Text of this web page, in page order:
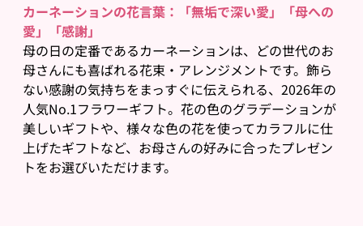
カーネーションの花言葉：「無垢で深い愛」「母への
愛」「感謝」
母の日の定番であるカーネーションは、どの世代のお
母さんにも喜ばれる花束・アレンジメントです。飾ら
ない感謝の気持ちをまっすぐに伝えられる、2026年の
人気No.1フラワーギフト。花の色のグラデーションが
美しいギフトや、様々な色の花を使ってカラフルに仕
上げたギフトなど、お母さんの好みに合ったプレゼン
トをお選びいただけます。